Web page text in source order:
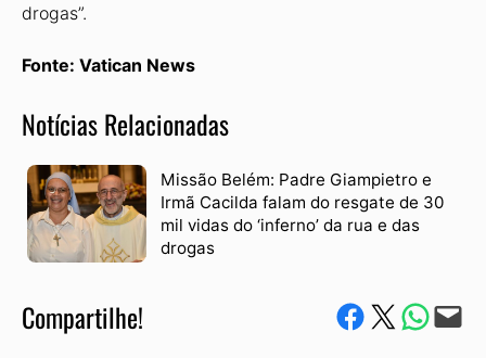
drogas”.
Fonte: Vatican News
Notícias Relacionadas
Missão Belém: Padre Giampietro e
Irmã Cacilda falam do resgate de 30
mil vidas do ‘inferno’ da rua e das
drogas
Compartilhe! Compartilhe no Facebook
Compartilhe no Twitter
Compartile via
Envie via e-mail